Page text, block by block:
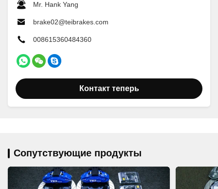
Mr. Hank Yang
brake02@teibrakes.com
008615360484360
Контакт теперь
Сопутствующие продукты